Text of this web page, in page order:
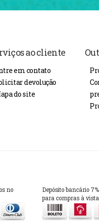
ao cliente
em contato
devolução
do site
no
Depósito bancário
para compras à vista